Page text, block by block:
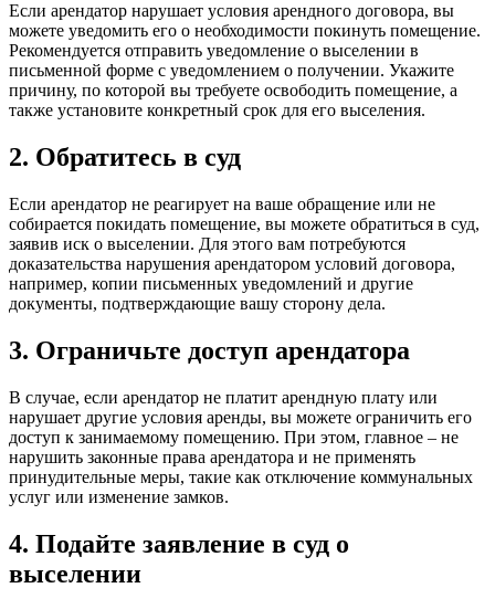
Если арендатор нарушает условия арендного договора, вы
можете уведомить его о необходимости покинуть помещение.
Рекомендуется отправить уведомление о выселении в
письменной форме с уведомлением о получении. Укажите
причину, по которой вы требуете освободить помещение, а
также установите конкретный срок для его выселения.
2. Обратитесь в суд
Если арендатор не реагирует на ваше обращение или не
собирается покидать помещение, вы можете обратиться в суд,
заявив иск о выселении. Для этого вам потребуются
доказательства нарушения арендатором условий договора,
например, копии письменных уведомлений и другие
документы, подтверждающие вашу сторону дела.
3. Ограничьте доступ арендатора
В случае, если арендатор не платит арендную плату или
нарушает другие условия аренды, вы можете ограничить его
доступ к занимаемому помещению. При этом, главное – не
нарушить законные права арендатора и не применять
принудительные меры, такие как отключение коммунальных
услуг или изменение замков.
4. Подайте заявление в суд о
выселении